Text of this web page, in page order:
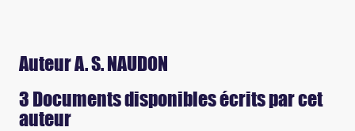
Auteur A. S. NAUDON
3 Documents disponibles écrits par cet
auteur